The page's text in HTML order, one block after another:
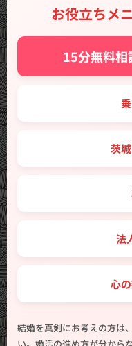
お役立ちメ
✨ 15分無料
🔑
🗾 茨
🤝
💖 心
結婚を真剣にお考えの方は